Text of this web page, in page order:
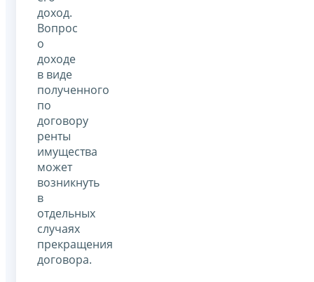
доход.
Вопрос
о
доходе
в виде
полученного
по
договору
ренты
имущества
может
возникнуть
в
отдельных
случаях
прекращения
договора.